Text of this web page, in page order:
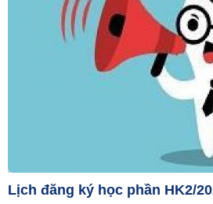
Lịch đăng ký học phần HK2/